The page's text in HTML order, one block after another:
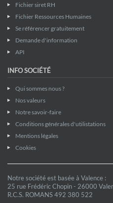
Fichier siret RH
Fichier Ressources Humaines
Se référencer gratuitement
Demande d'information
API
INFO SOCIÉTÉ
Qui sommes nous ?
Nos valeurs
Notre savoir-faire
Conditions générales d'utilistations
Mentions légales
Cookies
Notre société est basée à Valence :
25 rue Frédéric Chopin - 26000
R.C.S. ROMANS 492 380 522